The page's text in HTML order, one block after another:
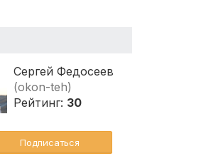
Сергей Федосеев
(okon-teh)
Рейтинг: 30
Подписаться